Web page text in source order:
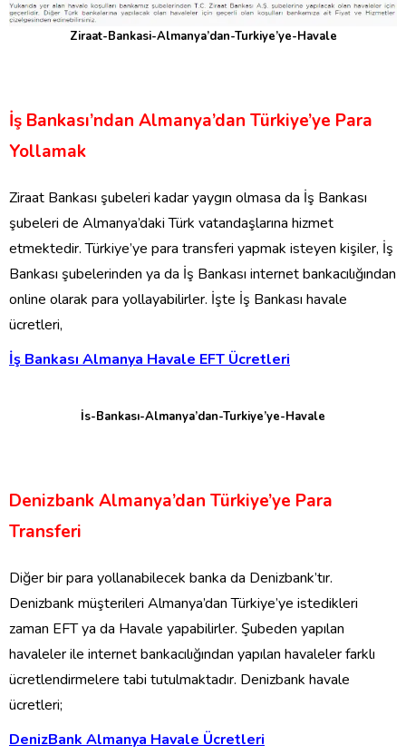
Ziraat-Bankasi-Almanya’dan-Turkiye’ye-Havale
İş Bankası’ndan Almanya’dan Türkiye’ye Para
Yollamak
Ziraat Bankası şubeleri kadar yaygın olmasa da İş Bankası
şubeleri de Almanya’daki Türk vatandaşlarına hizmet
etmektedir. Türkiye’ye para transferi yapmak isteyen kişiler, İş
Bankası şubelerinden ya da İş Bankası internet bankacılığından
online olarak para yollayabilirler. İşte İş Bankası havale
ücretleri,
İş Bankası Almanya Havale EFT Ücretleri
İs-Bankası-Almanya’dan-Turkiye’ye-Havale
Denizbank Almanya’dan Türkiye’ye Para
Transferi
Diğer bir para yollanabilecek banka da Denizbank’tır.
Denizbank müşterileri Almanya’dan Türkiye’ye istedikleri
zaman EFT ya da Havale yapabilirler. Şubeden yapılan
havaleler ile internet bankacılığından yapılan havaleler farklı
ücretlendirmelere tabi tutulmaktadır. Denizbank havale
ücretleri;
DenizBank Almanya Havale Ücretleri